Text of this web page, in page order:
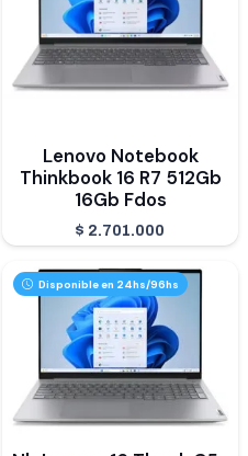
Lenovo Notebook
Thinkbook 16 R7 512Gb
16Gb Fdos
$ 2.701.000
Disponible en 24hs/96hs